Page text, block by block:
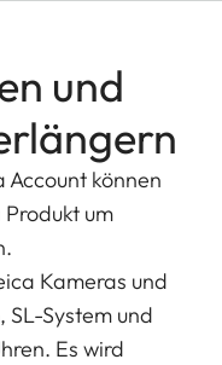
und
Account können
um
Kameras und
SL-System und
Es wird